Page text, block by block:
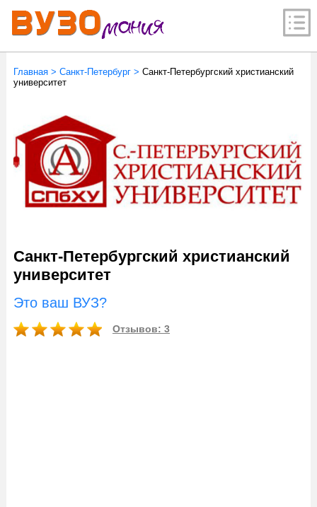
Главная> Санкт-Петербург> Санкт-Петербургский христианский
университет
Санкт-Петербургский христианский
университет
Это ваш ВУЗ?
Отзывов: 3